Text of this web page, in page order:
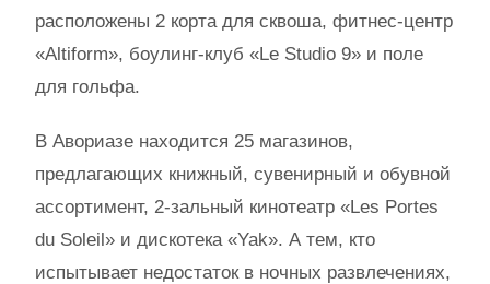
расположены 2 корта для сквоша, фитнес-центр
«Altiform», боулинг-клуб «Le Studio 9» и поле
для гольфа.
В Авориазе находится 25 магазинов,
предлагающих книжный, сувенирный и обувной
ассортимент, 2-зальный кинотеатр «Les Portes
du Soleil» и дискотека «Yak». А тем, кто
испытывает недостаток в ночных развлечениях,